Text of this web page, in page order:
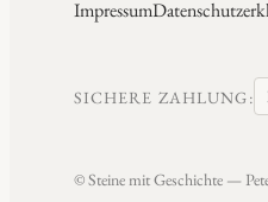
Impressum
SICHERE ZAHLUNG:
© Steine mit Geschichte —